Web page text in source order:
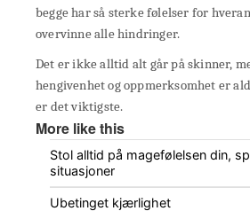
begge har så sterke følelser for
overvinne alle hindringer.
Det er ikke alltid alt går på skinner,
hengivenhet og oppmerksomhet er
er det viktigste.
More like this
Stol alltid på magefølelsen din,
situasjoner
Ubetinget kjærlighet